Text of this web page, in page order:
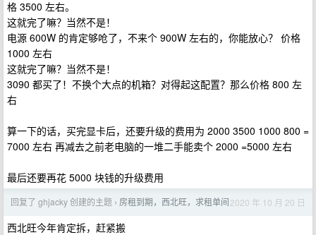
格 3500 左右。
这就完了嘛？当然不是！
电源 600W 的肯定够呛了，不来个 900W 左右的，你能放心？ 价格
1000 左右
这就完了嘛？当然不是！
3090 都买了！不换个大点的机箱？对得起这配置？那么价格 800 左
右
算一下的话，买完显卡后，还要升级的费用为 2000 3500 1000 800 =
7000 左右 再减去之前老电脑的一堆二手能卖个 2000 =5000 左右
最后还要再花 5000 块钱的升级费用
回复了 ghjacky 创建的主题 › 房租到期，西北旺，求租单间2020 年 10 月 20 日
西北旺今年肯定拆，赶紧搬